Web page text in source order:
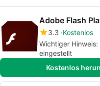
Adobe Flash
3.3 Kostenlos
Wichtiger
eingestellt
Kostenlos